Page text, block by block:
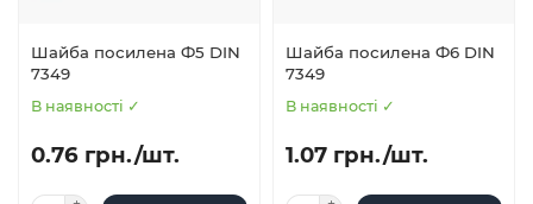
Шайба посилена Ф5 DIN
7349
В наявності ✓
0.76 грн./шт.
Шайба посилена Ф6 DIN
7349
В наявності ✓
1.07 грн./шт.